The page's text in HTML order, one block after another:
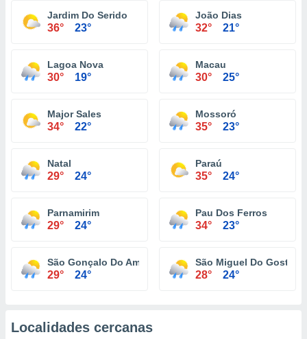
Jardim Do Serido
36° 23°
João Dias
32° 21°
Lagoa Nova
30° 19°
Macau
30° 25°
Major Sales
34° 22°
Mossoró
35° 23°
Natal
29° 24°
Paraú
35° 24°
Parnamirim
29° 24°
Pau Dos Ferros
34° 23°
São Gonçalo Do Amarante
29° 24°
São Miguel Do Gostoso
28° 24°
Localidades cercanas